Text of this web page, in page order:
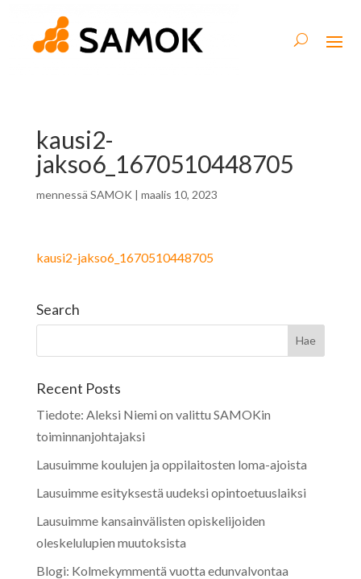
kausi2-
jakso6_1670510448705
mennessä SAMOK | maalis 10, 2023
kausi2-jakso6_1670510448705
Search
Recent Posts
Tiedote: Aleksi Niemi on valittu SAMOKin
toiminnanjohtajaksi
Lausuimme koulujen ja oppilaitosten loma-ajoista
Lausuimme esityksestä uudeksi opintoetuuslaiksi
Lausuimme kansainvälisten opiskelijoiden
oleskelulupien muutoksista
Blogi: Kolmekymmentä vuotta edunvalvontaa